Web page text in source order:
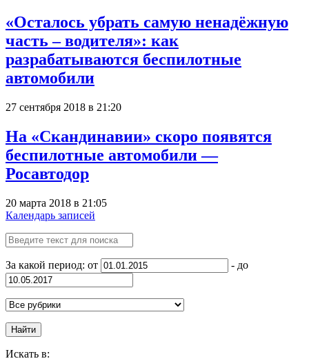
«Осталось убрать самую ненадёжную
часть – водителя»: как
разрабатываются беспилотные
автомобили
27 сентября 2018 в 21:20
На «Скандинавии» скоро появятся
беспилотные автомобили —
Росавтодор
20 марта 2018 в 21:05
Календарь записей
За какой период: от - до
Найти
Искать в: